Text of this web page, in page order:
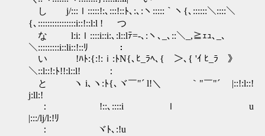
し j/:::ｌ:::::!:､:::!::ﾄ､:､:ヽ:::::｀ヽ{､::::::＼::::＼
{､::::::::::::::::i::!::l:l ! つ
な l:i:ｌ::::i::i:､:l::lﾃ=-､:ヽ､_､::＼_,≧ｪｭ､_､
＼:::::::::i::li::!::ﾘ ：
い !ﾊﾄ:{:!:ｉ:ﾄN{､ﾋ_ﾗﾍ､{ ＞､{ 'ｲ ﾋ_ﾗ 》
＼::l::!:ﾄ!!:l::l! ：
と ヽ i､ヽ:ﾄ{､ヾ￣"´ l!＼ ｀"￣"´ |::!:l::!
j:ll:!
： !::､::::i ｌ u
|:::/lj/l:!ﾘ
： ヾﾄ､:!u